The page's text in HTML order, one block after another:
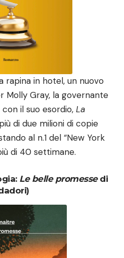
rapina in hotel, un nuovo
Molly Gray, la governante
il suo esordio, La
di due milioni di copie
al n.1 del “New York
di 40 settimane.
Le belle promesse di